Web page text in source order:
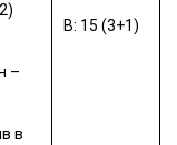
–
в
В: 15 (3+1)